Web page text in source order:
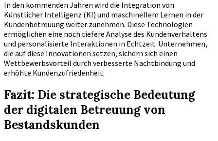
In den kommenden Jahren wird die Integration von
Künstlicher Intelligenz (KI) und maschinellem Lernen in der
Kundenbetreuung weiter zunehmen. Diese Technologien
ermöglichen eine noch tiefere Analyse des Kundenverhaltens
und personalisierte Interaktionen in Echtzeit. Unternehmen,
die auf diese Innovationen setzen, sichern sich einen
Wettbewerbsvorteil durch verbesserte Nachtbindung und
erhöhte Kundenzufriedenheit.
Fazit: Die strategische Bedeutung
der digitalen Betreuung von
Bestandskunden